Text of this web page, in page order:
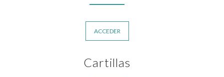
ACCEDER
Cartillas